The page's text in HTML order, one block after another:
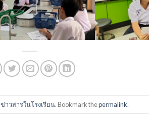
ข่าวสารในโรงเรียน. Bookmark thepermalink.